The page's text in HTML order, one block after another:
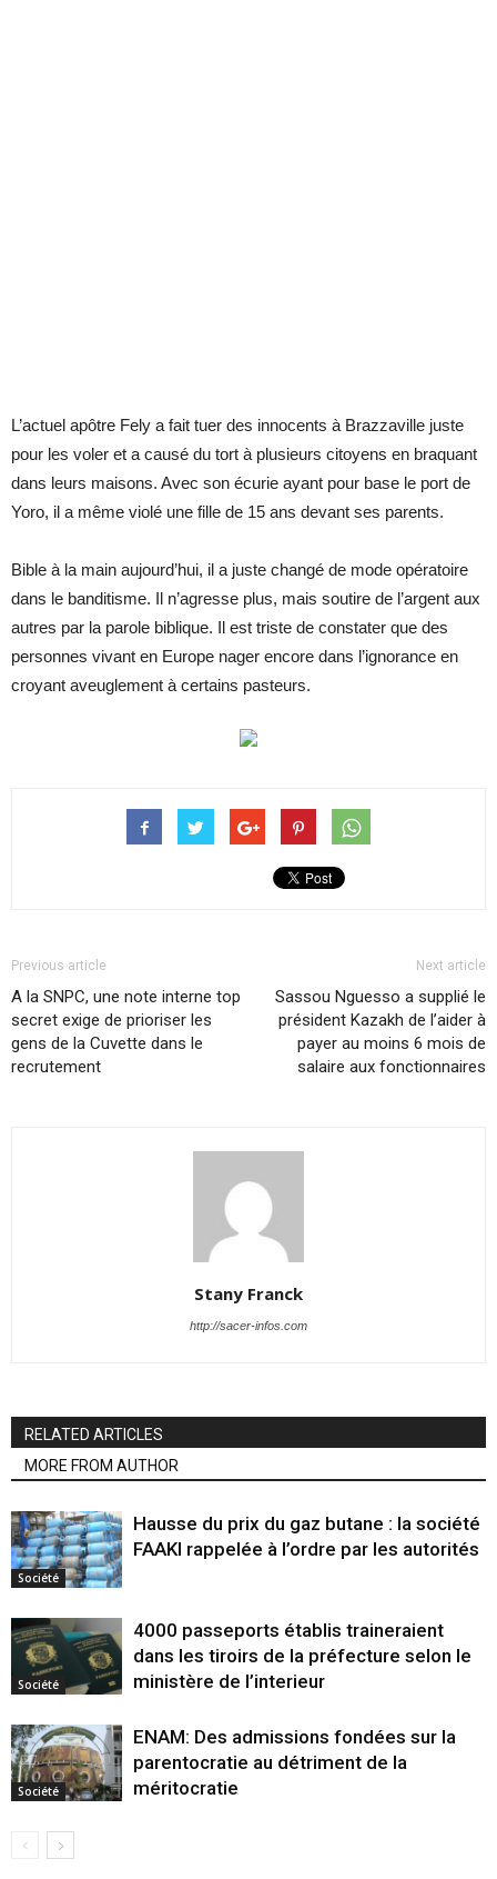
L’actuel apôtre Fely a fait tuer des innocents à Brazzaville juste
pour les voler et a causé du tort à plusieurs citoyens en braquant
dans leurs maisons. Avec son écurie ayant pour base le port de
Yoro, il a même violé une fille de 15 ans devant ses parents.
Bible à la main aujourd’hui, il a juste changé de mode opératoire
dans le banditisme. Il n’agresse plus, mais soutire de l’argent aux
autres par la parole biblique. Il est triste de constater que des
personnes vivant en Europe nager encore dans l’ignorance en
croyant aveuglement à certains pasteurs.
Previous article
A la SNPC, une note interne top
secret exige de prioriser les
gens de la Cuvette dans le
recrutement
Next article
Sassou Nguesso a supplié le
président Kazakh de l’aider à
payer au moins 6 mois de
salaire aux fonctionnaires
Stany Franck
http://sacer-infos.com
RELATED ARTICLES
MORE FROM AUTHOR
Société
Hausse du prix du gaz butane : la société
FAAKI rappelée à l’ordre par les autorités
Société
4000 passeports établis traineraient
dans les tiroirs de la préfecture selon le
ministère de l’interieur
Société
ENAM: Des admissions fondées sur la
parentocratie au détriment de la
méritocratie